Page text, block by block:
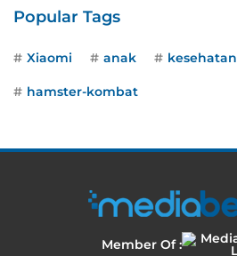
Popular Tags
Xiaomi anak kesehatan
hamster-kombat
Member Of :